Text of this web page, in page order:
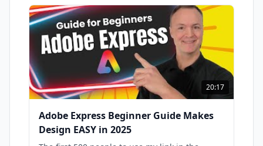
20:17
Adobe Express Beginner Guide Makes
Design EASY in 2025